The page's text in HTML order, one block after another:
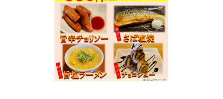
グループ会社
会社概要
飲食事業紹介トップ
や台ずし
ニパチ
IR（株主・投資家）情報
IR情報トップ
会長メッセージ
採用情報トップ
店舗物件・店舗施工管理業者の募集